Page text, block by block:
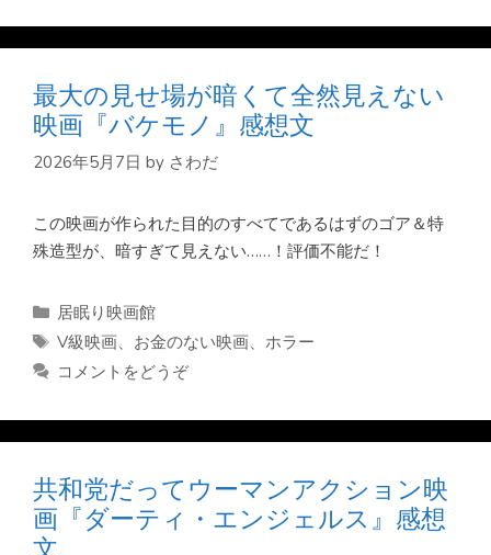
最大の見せ場が暗くて全然見えない
映画『バケモノ』感想文
2026年5月7日 by さわだ
この映画が作られた目的のすべてであるはずのゴア＆特
殊造型が、暗すぎて見えない……！評価不能だ！
カ
テ
リ
居眠り映画館
タ
グ
V級映画、 お金のない映画、 ホラー
コメントをどうぞ
共和党だってウーマンアクション映
画『ダーティ・エンジェルス』感想